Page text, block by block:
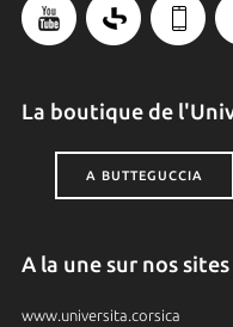
La boutique de
A BUTTEGUCCIA
A la une sur nos
www.universita.corsica